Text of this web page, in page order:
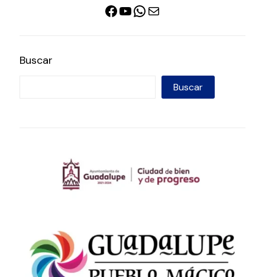
Facebook
YouTube
WhatsApp
Correo electrónico
Buscar
Buscar